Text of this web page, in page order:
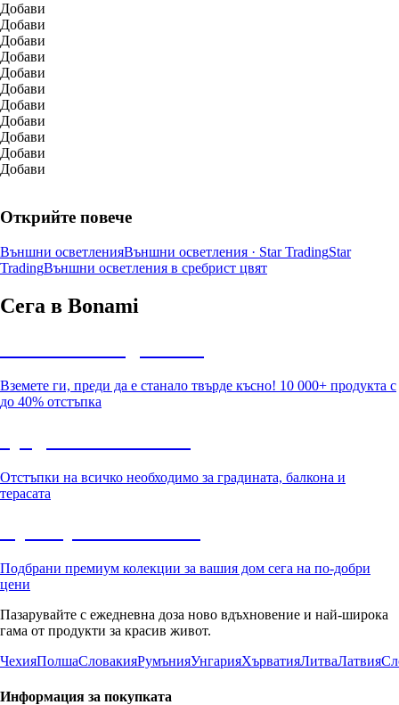
Добави
Добави
Добави
Добави
Добави
Добави
Добави
Добави
Добави
Добави
Добави
Открийте повече
Външни осветленияВъншни осветления · Star TradingStar
TradingВъншни осветления в сребрист цвят
Сега в Bonami
Вземете ги, преди да е станало твърде късно! 10 000+ продукта с
до 40% отстъпка
Отстъпки на всичко необходимо за градината, балкона и
терасата
Подбрани премиум колекции за вашия дом сега на по-добри
цени
Пазарувайте с ежедневна доза ново вдъхновение и най-широка
гама от продукти за красив живот.
ЧехияПолшаСловакияРумънияУнгарияХърватияЛитваЛатвия
Информация за покупката